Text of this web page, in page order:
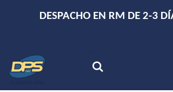
DESPACHO EN RM DE 2-3